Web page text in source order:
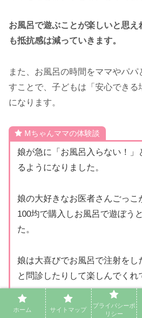
お風呂で遊ぶことが楽しいと思え
も抵抗感は減っていきます。
また、お風呂の時間をママやパ
すことで、子どもは「安心できる
になります。
Mちゃんママの体験談
娘が急に「お風呂入らない！」
るようになりました。
娘の大好きなお医者さんごっこ
100均で購入しお風呂で遊ぼう
た。
娘は大喜びでお風呂で注射をし
と問診したりして楽しんでくれ
娘の大好きな遊びをお風呂で一
ホーム サイトマップ
プライバシーポ
リシー